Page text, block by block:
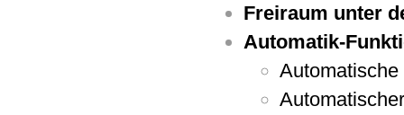
Freiraum unter
Automatik-
Automatische